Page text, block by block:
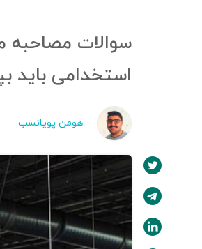
استخدامی باید
هومن پویا‌نسب